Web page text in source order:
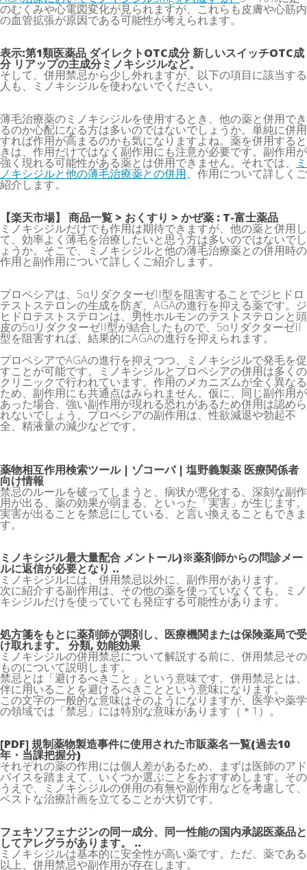
のむくみや心電図変化が見られますが、これらも皮膚や心筋内
の血管拡張が原因である可能性が考えられます。
表示:第1類医薬品 ダイレクトOTC成分 新しいスイッチOTC成
分 リアップの主成分ミノキシジルなど。
そして、併用禁忌から少し外れますが、以下の項目に該当する
人も、ミノキシジルを使わないでください。
薄毛治療薬のミノキシジルを使用するとき、他の薬と併用でき
るのか心配になる方は多いのではないでしょうか。単純に併用
すれば作用が高まるのかも気になりますよね。薬を併用すると
きは、作用だけではなく副作用にも注意が必要です。副作用が
強く現れる可能性がある薬とは併用できません。それでは、 ミ
ノキシジルと他の薄毛治療薬との併用、作用について詳しくご
紹介します。
【楽天市場】 商品一覧 > おくすり > かぜ薬 : T-富士薬品
ミノキシジルだけでも作用は期待できますが、他の薬と併用し
て、効率よく薄毛を治療したいと思う方は多いのではないでし
ょうか。そこで、ミノキシジルと他の薄毛治療薬との併用時の
作用と副作用について詳しくご紹介します。
プロペシアは、5αリダクターゼII型を阻害することでジヒドロ
テストステロンの生成を防ぎ、AGAの進行を抑える薬です。ジ
ヒドロテストステロンは、男性ホルモンのテストステロンと頭
皮の5αリダクターゼII型が結合したもので、5αリダクターゼII
型を阻害すれば、結果的にAGAの進行を抑えられます。
プロペシアでAGAの進行を抑えつつ、ミノキシジルで発毛を促
すことが可能です。ミノキシジルとプロペシアの併用は多くの
クリニックで行われています。作用のメカニズムが全く異なる
ため、副作用にも共通点はみられません。仮に、同じ副作用が
あった場合、強い副作用が現れる恐れがあるため併用は認めら
れないでしょう。プロペシアの副作用は、性欲減退や勃起不
全、精液量の減少などです。
薬物相互作用検索ツール | ゾコーバ | 塩野義製薬 医療関係者
向け情報
禁忌のルールを破ってしまうと、病状が悪化する、深刻な副作
用が出る、薬の効果が弱まる、といった「実害」が生じます。
実害が出ることを禁忌にしている、と言い換えることもできま
す。
ミノキシジル最大量配合 メントール)※薬剤師からの問診メー
ルに返信が必要となり ..
ミノキシジルには、併用禁忌以外に、副作用があります。
次に紹介する副作用は、その他の薬を使っていなくても、ミノ
キシジルだけを使っていても発症する可能性があります。
処方箋をもとに薬剤師が調剤し、医療機関または保険薬局で受
け取れます。 分類, 効能効果
ミノキシジルの併用禁忌について解説する前に、併用禁忌その
ものについて説明します。
禁忌とは「避けるべきこと」という意味です。併用禁忌とは、
伴に用いることを避けるべきことという意味になります。
この文字の一般的な意味はそのようになりますが、医学や薬学
の領域では「禁忌」には特別な意味があります（＊1）。
[PDF] 規制薬物製造事件に使用された市販薬名一覧(過去10
年・当課把握分)
それぞれの薬の作用には個人差があるため、まずは医師のアド
バイスを踏まえて、いくつか選ぶことをおすすめします。その
うえで、ミノキシジルの併用の有無や副作用などを考慮して、
ベストな治療計画を立てることが大切です。
フェキソフェナジンの同一成分、同一性能の国内承認医薬品と
してアレグラがあります。 ..
ミノキシジルは基本的に安全性が高い薬です。ただ、薬である
以上、併用禁忌や副作用が存在します。